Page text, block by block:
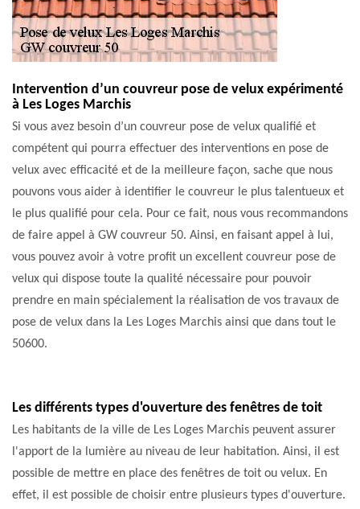
Intervention d’un couvreur pose de velux expérimenté
à Les Loges Marchis
Si vous avez besoin d’un couvreur pose de velux qualifié et
compétent qui pourra effectuer des interventions en pose de
velux avec efficacité et de la meilleure façon, sache que nous
pouvons vous aider à identifier le couvreur le plus talentueux et
le plus qualifié pour cela. Pour ce fait, nous vous recommandons
de faire appel à GW couvreur 50. Ainsi, en faisant appel à lui,
vous pouvez avoir à votre profit un excellent couvreur pose de
velux qui dispose toute la qualité nécessaire pour pouvoir
prendre en main spécialement la réalisation de vos travaux de
pose de velux dans la Les Loges Marchis ainsi que dans tout le
50600.
Les différents types d'ouverture des fenêtres de toit
Les habitants de la ville de Les Loges Marchis peuvent assurer
l'apport de la lumière au niveau de leur habitation. Ainsi, il est
possible de mettre en place des fenêtres de toit ou velux. En
effet, il est possible de choisir entre plusieurs types d'ouverture.